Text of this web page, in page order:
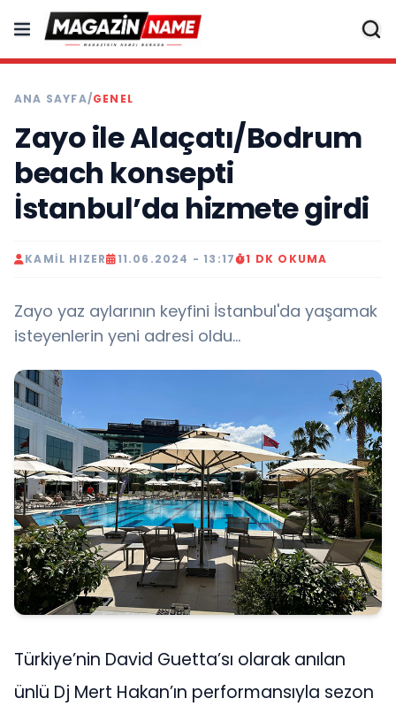
ANA SAYFA/GENEL
Zayo ile Alaçatı/Bodrum
beach konsepti
İstanbul’da hizmete girdi
KAMIL HIZER 11.06.2024 - 13:17 1 DK OKUMA
Zayo yaz aylarının keyfini İstanbul'da yaşamak
isteyenlerin yeni adresi oldu...
Türkiye’nin David Guetta’sı olarak anılan
ünlü Dj Mert Hakan’ın performansıyla sezon